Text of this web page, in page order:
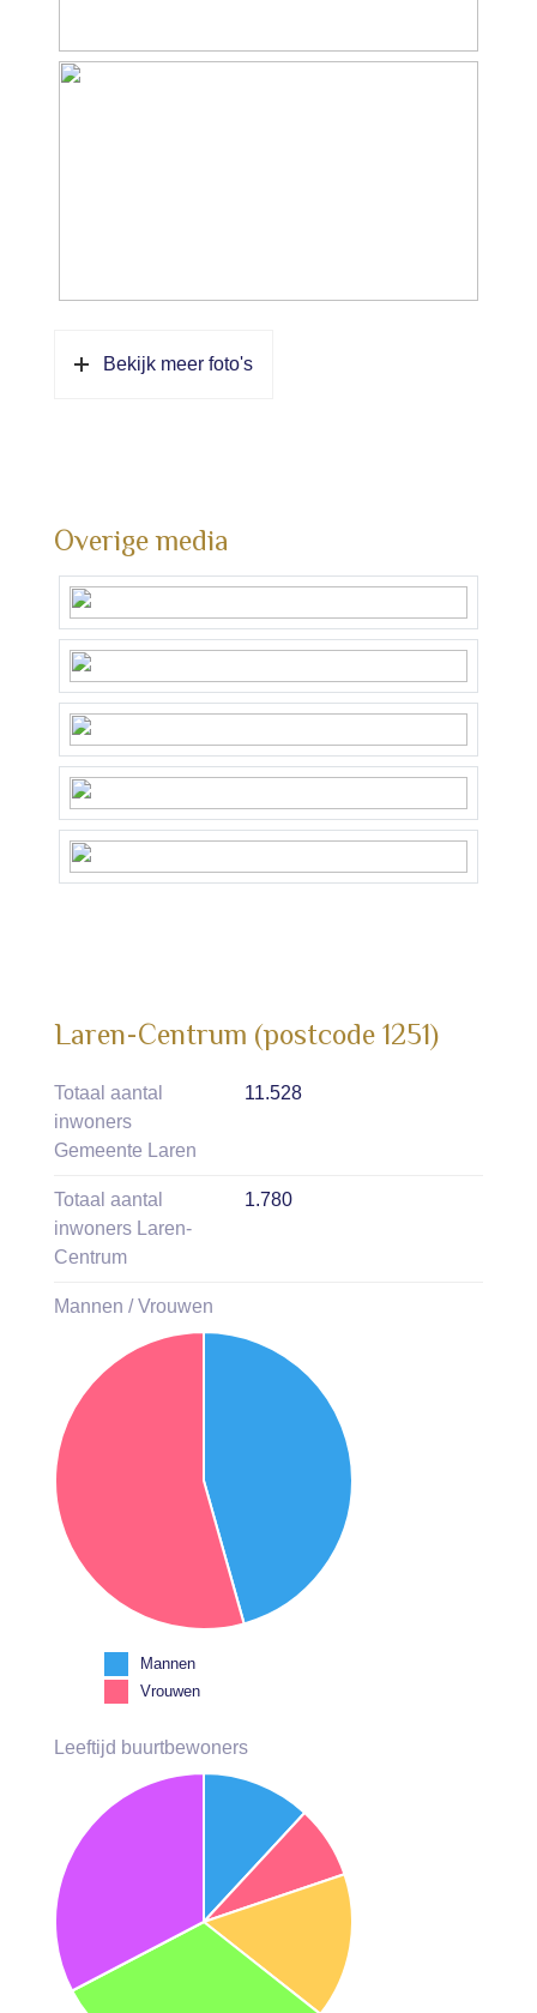
Bekijk meer foto's
Overige media
Laren-Centrum (postcode 1251)
Totaal aantal
inwoners
Gemeente Laren
11.528
Totaal aantal
inwoners Laren-
Centrum
1.780
Mannen / Vrouwen
Mannen
Vrouwen
Leeftijd buurtbewoners